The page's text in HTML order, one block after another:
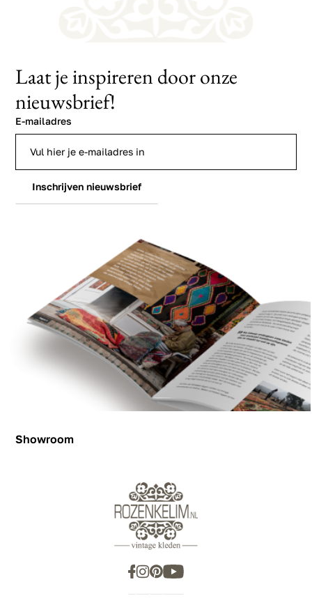
Showroom
Laat je inspireren door onze
nieuwsbrief!
E-mailadres
Inschrijven nieuwsbrief